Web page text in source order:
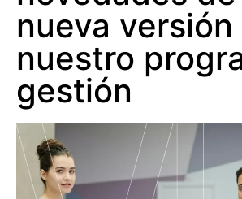
nueva versión
nuestro
gestión